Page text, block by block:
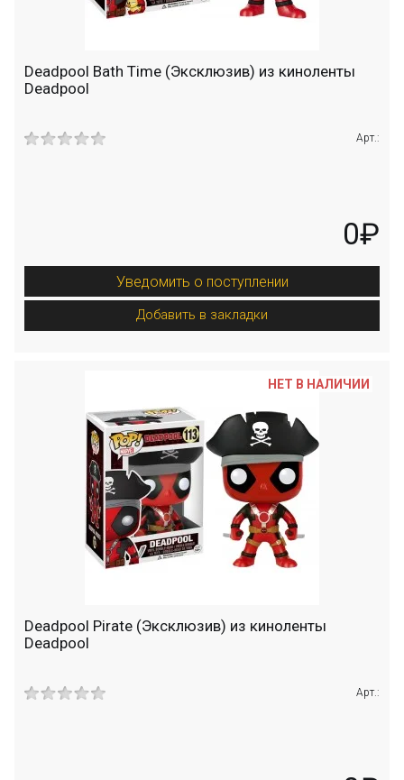
Deadpool Bath Time (Эксклюзив) из киноленты
Deadpool
Арт.:
0₽
Уведомить о поступлении
Добавить в закладки
Deadpool Pirate (Эксклюзив) из киноленты
Deadpool
Арт.:
НЕТ В НАЛИЧИИ